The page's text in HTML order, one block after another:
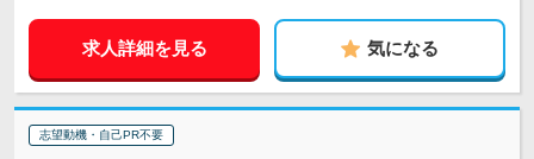
求人詳細を見る 気になる
志望動機・自己PR不要